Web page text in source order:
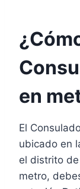
en
El
ubicado en
el distrito
metro,